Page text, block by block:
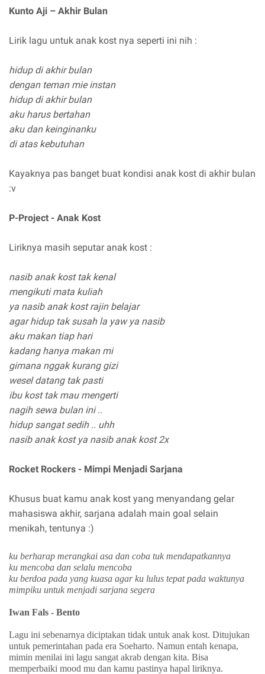
Kunto Aji – Akhir Bulan
Lirik lagu untuk anak kost nya seperti ini nih :
hidup di akhir bulan
dengan teman mie instan
hidup di akhir bulan
aku harus bertahan
aku dan keinginanku
di atas kebutuhan
Kayaknya pas banget buat kondisi anak kost di akhir bulan
:v
P-Project - Anak Kost
Liriknya masih seputar anak kost :
nasib anak kost tak kenal
mengikuti mata kuliah
ya nasib anak kost rajin belajar
agar hidup tak susah la yaw ya nasib
aku makan tiap hari
kadang hanya makan mi
gimana nggak kurang gizi
wesel datang tak pasti
ibu kost tak mau mengerti
nagih sewa bulan ini ..
hidup sangat sedih .. uhh
nasib anak kost ya nasib anak kost 2x
Rocket Rockers - Mimpi Menjadi Sarjana
Khusus buat kamu anak kost yang menyandang gelar
mahasiswa akhir, sarjana adalah main goal selain
menikah, tentunya :)
ku berharap merangkai asa dan coba tuk mendapatkannya
ku mencoba dan selalu mencoba
ku berdoa pada yang kuasa agar ku lulus tepat pada waktunya
mimpiku untuk menjadi sarjana segera
Iwan Fals - Bento
Lagu ini sebenarnya diciptakan tidak untuk anak kost. Ditujukan
untuk pemerintahan pada era Soeharto. Namun entah kenapa,
mimin menilai ini lagu sangat akrab dengan kita. Bisa
memperbaiki mood mu dan kamu pastinya hapal liriknya.